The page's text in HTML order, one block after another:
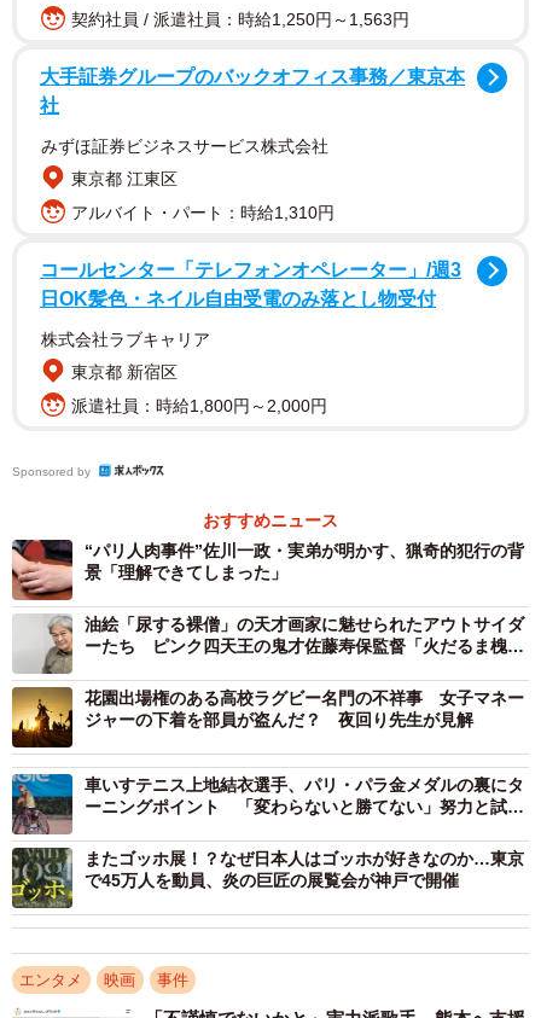
いてもカミングアウトする。兄・一政が事件を起こして38
ろうか。話を聞いた。
純氏が事件の第一報に触れたのは、両親との夕食中。母
方の祖母から一本の電話が入った。“外国で人を殺した犯人
が佐川一政という名前だ”。すぐにテレビをつけると、当該
だ”と信じられない様子でしたが、私にはすぐにピンとくる
ものがありました。その5年程前に兄はドイツ人女性が住む
アパートに不法侵入をしたことがあるので、またやったの
かと。しかし人肉を食べていたということは知らなかっ
た。それからが大変でした」。自宅には報道陣が押しか
を隠すことにした。
契約社員 / 派遣社員：時給1,250円～1,563円
大手証券グループのバックオフィス事務／東京本
社
みずほ証券ビジネスサービス株式会社
東京都 江東区
アルバイト・パート：時給1,310円
コールセンター「テレフォンオペレーター」/週3
日OK髪色・ネイル自由受電のみ落とし物受付
株式会社ラブキャリア
東京都 新宿区
派遣社員：時給1,800円～2,000円
Sponsored by
おすすめニュース
“パリ人肉事件”佐川一政・実弟が明かす、猟奇的犯行の背
景「理解できてしまった」
油絵「尿する裸僧」の天才画家に魅せられたアウトサイダ
ーたち ピンク四天王の鬼才佐藤寿保監督「火だるま槐多
花園出場権のある高校ラグビー名門の不祥事 女子マネー
ジャーの下着を部員が盗んだ？ 夜回り先生が見解
車いすテニス上地結衣選手、パリ・パラ金メダルの裏にタ
ーニングポイント 「変わらないと勝てない」努力と試行
またゴッホ展！？なぜ日本人はゴッホが好きなのか…東京
で45万人を動員、炎の巨匠の展覧会が神戸で開催
エンタメ 映画 事件